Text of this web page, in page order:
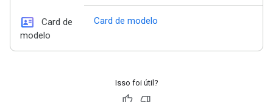
id_card
Card de
modelo
Card de modelo
Isso foi útil?